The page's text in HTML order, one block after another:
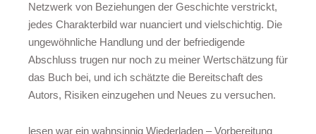
Netzwerk von Beziehungen der Geschichte verstrickt,
jedes Charakterbild war nuanciert und vielschichtig. Die
ungewöhnliche Handlung und der befriedigende
Abschluss trugen nur noch zu meiner Wertschätzung für
das Buch bei, und ich schätzte die Bereitschaft des
Autors, Risiken einzugehen und Neues zu versuchen.
lesen war ein wahnsinnig Wiederladen – Vorbereitung